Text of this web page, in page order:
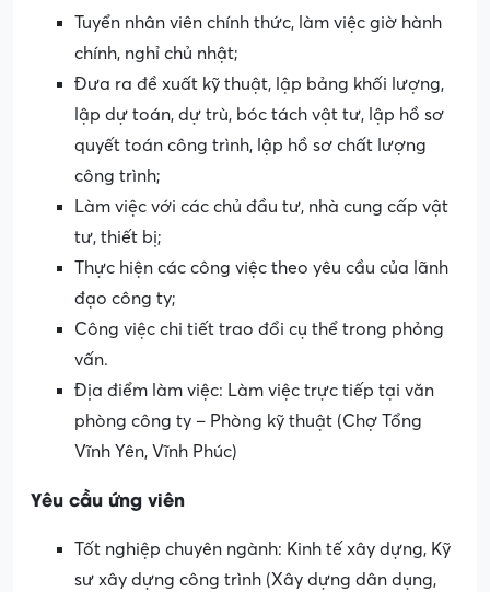
Tuyển nhân viên chính thức, làm việc giờ hành
chính, nghỉ chủ nhật;
Đưa ra đề xuất kỹ thuật, lập bảng khối lượng,
lập dự toán, dự trù, bóc tách vật tư, lập hồ sơ
quyết toán công trình, lập hồ sơ chất lượng
công trình;
Làm việc với các chủ đầu tư, nhà cung cấp vật
tư, thiết bị;
Thực hiện các công việc theo yêu cầu của lãnh
đạo công ty;
Công việc chi tiết trao đổi cụ thể trong phỏng
vấn.
Địa điểm làm việc: Làm việc trực tiếp tại văn
phòng công ty – Phòng kỹ thuật (Chợ Tổng
Vĩnh Yên, Vĩnh Phúc)
Yêu cầu ứng viên
Tốt nghiệp chuyên ngành: Kinh tế xây dựng, Kỹ
sư xây dựng công trình (Xây dựng dân dụng,